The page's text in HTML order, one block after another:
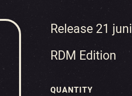
Release 21 juni
RDM Edition
QUANTITY